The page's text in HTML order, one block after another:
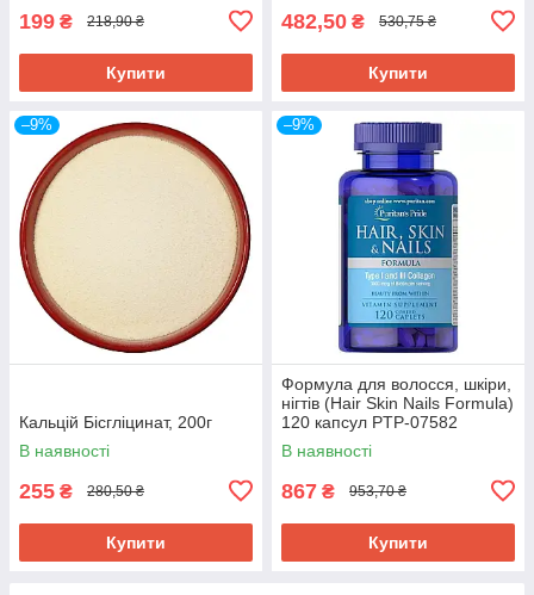
199 ₴ 218,90 ₴
Купити
482,50 ₴ 530,75 ₴
Купити
–9%
Кальцій Бісгліцинат, 200г
В наявності
255 ₴ 280,50 ₴
Купити
–9%
Формула для волосся, шкіри,
нігтів (Hair Skin Nails Formula)
120 капсул PTP-07582
В наявності
867 ₴ 953,70 ₴
Купити